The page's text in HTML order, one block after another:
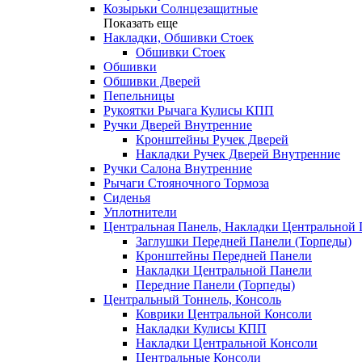
Козырьки Солнцезащитные
Показать еще
Накладки, Обшивки Стоек
Обшивки Стоек
Обшивки
Обшивки Дверей
Пепельницы
Рукоятки Рычага Кулисы КПП
Ручки Дверей Внутренние
Кронштейны Ручек Дверей
Накладки Ручек Дверей Внутренние
Ручки Салона Внутренние
Рычаги Стояночного Тормоза
Сиденья
Уплотнители
Центральная Панель, Накладки Центральной
Заглушки Передней Панели (Торпеды)
Кронштейны Передней Панели
Накладки Центральной Панели
Передние Панели (Торпеды)
Центральный Тоннель, Консоль
Коврики Центральной Консоли
Накладки Кулисы КПП
Накладки Центральной Консоли
Центральные Консоли